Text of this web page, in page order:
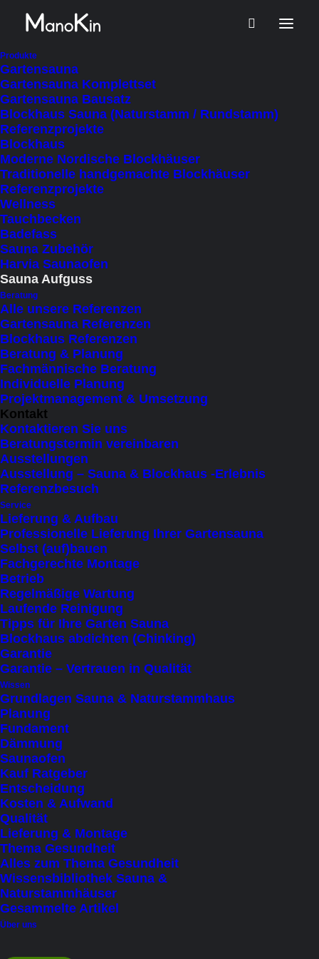
Produkte
Gartensauna
Gartensauna Komplettset
Gartensauna Bausatz
Blockhaus Sauna (Naturstamm / Rundstamm)
Referenzprojekte
Blockhaus
Moderne Nordische Blockhäuser
Traditionelle handgemachte Blockhäuser
Referenzprojekte
Wellness
Tauchbecken
Badefass
Sauna Zubehör
Harvia Saunaofen
Sauna Aufguss
Beratung
Alle unsere Referenzen
Gartensauna Referenzen
Blockhaus Referenzen
Beratung & Planung
Fachmännische Beratung
Individuelle Planung
Projektmanagement & Umsetzung
Kontakt
Kontaktieren Sie uns
Beratungstermin vereinbaren
Ausstellungen
Ausstellung – Sauna & Blockhaus -Erlebnis
Referenzbesuch
Service
Lieferung & Aufbau
Professionelle Lieferung Ihrer Gartensauna
Selbst (auf)bauen
Fachgerechte Montage
Betrieb
Regelmäßige Wartung
Laufende Reinigung
Tipps für Ihre Garten Sauna
Blockhaus abdichten (Chinking)
Garantie
Garantie – Vertrauen in Qualität
Wissen
Grundlagen Sauna & Naturstammhaus
Planung
Fundament
Dämmung
Saunaofen
Kauf Ratgeber
Entscheidung
Kosten & Aufwand
Qualität
Lieferung & Montage
Thema Gesundheit
Alles zum Thema Gesundheit
Wissensbibliothek Sauna &
Naturstammhäuser
Gesammelte Artikel
Über uns
Natur Sauna Aufguss
Eukalyptus & Menthol –
Intensiv erfrischend (330 ml)
€7 inkl. MWSt.
zzgl. Lieferkosten
Lieferzeit: 4 - 5 Werktage
Auf Bestellung lieferbar
Natur
Sauna
Aufguss
Eukalyptus
&
Menthol
–
Intensiv
erfrischend
(330
ml)
Menge
In den Warenkorb
Haben Sie Fragen?
Erfrischen Sie Ihren Saunagang mit dem
Riedler Natur Sauna Aufguss Eukalyptus-
Menthol. Belebend und klärend für eine
intensive Wohlfühl-Erfahrung.
Beste Beratung mit der Erfahrung aus vielen
Projekten
Persönliches Service vom Profi
Eukalyptus & Menthol – für
erfrischende Klarheit und einen
belebenden Saunaaufguss.
Tauchen Sie ein in ein unvergleichliches
Saunaerlebnis mit unserem Eukalyptus-